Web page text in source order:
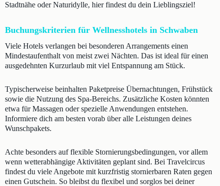
Stadtnähe oder Naturidylle, hier findest du dein Lieblingsziel!
Buchungskriterien für Wellnesshotels in Schwaben
Viele Hotels verlangen bei besonderen Arrangements einen
Mindestaufenthalt von meist zwei Nächten. Das ist ideal für einen
ausgedehnten Kurzurlaub mit viel Entspannung am Stück.
Typischerweise beinhalten Paketpreise Übernachtungen, Frühstück
sowie die Nutzung des Spa-Bereichs. Zusätzliche Kosten könnten
etwa für Massagen oder spezielle Anwendungen entstehen.
Informiere dich am besten vorab über alle Leistungen deines
Wunschpakets.
Achte besonders auf flexible Stornierungsbedingungen, vor allem
wenn wetterabhängige Aktivitäten geplant sind. Bei Travelcircus
findest du viele Angebote mit kurzfristig stornierbaren Raten gegen
einen Gutschein. So bleibst du flexibel und sorglos bei deiner